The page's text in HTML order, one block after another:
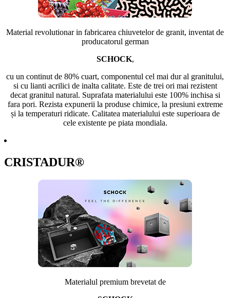
Material revolutionar in fabricarea chiuvetelor de granit, inventat de
producatorul german
SCHOCK,
cu un continut de 80% cuart, componentul cel mai dur al granitului,
si cu lianti acrilici de inalta calitate. Este de trei ori mai rezistent
decat granitul natural. Suprafata materialului este 100% inchisa si
fara pori. Rezista expunerii la produse chimice, la presiuni extreme
și la temperaturi ridicate. Calitatea materialului este superioara de
cele existente pe piata mondiala.
CRISTADUR®
Materialul premium brevetat de